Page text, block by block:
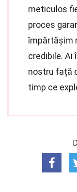
meticulos
proces
împărtășim
credibile. Ai
nostru față
timp ce